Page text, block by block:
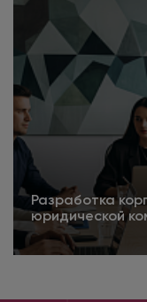
Разработка
юридической
Подробнее